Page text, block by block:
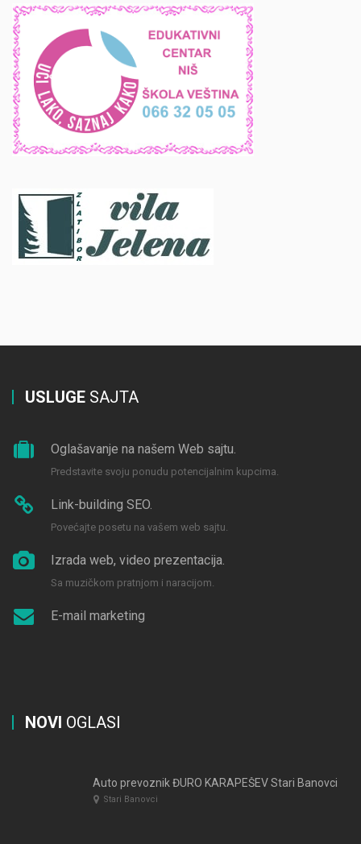
USLUGE SAJTA
Oglašavanje na našem Web sajtu.
Predstavite svoju ponudu potencijalnim kupcima.
Link-building SEO.
Povećajte posetu na vašem web sajtu.
Izrada web, video prezentacija.
Sa muzičkom pratnjom i naracijom.
E-mail marketing
NOVI OGLASI
Auto prevoznik ĐURO KARAPEŠEV Stari Banovci
Stari Banovci